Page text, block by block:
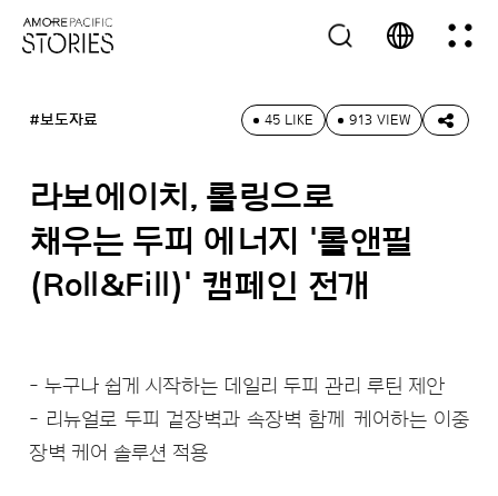
#보도자료 45 LIKE 913 VIEW
라보에이치, 롤링으로
채우는 두피 에너지 '롤앤필
(Roll&Fill)' 캠페인 전개
- 누구나 쉽게 시작하는 데일리 두피 관리 루틴 제안
- 리뉴얼로 두피 겉장벽과 속장벽 함께 케어하는 이중
장벽 케어 솔루션 적용